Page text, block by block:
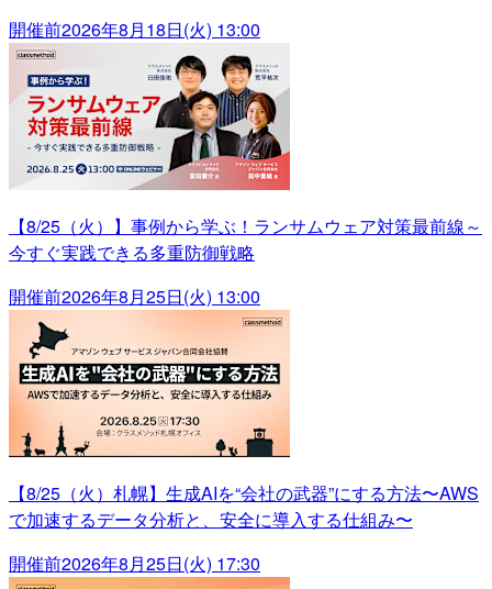
開催前2026年8月18日(火) 13:00
【8/25（火）】事例から学ぶ！ランサムウェア対策最前線～
今すぐ実践できる多重防御戦略
開催前2026年8月25日(火) 13:00
【8/25（火）札幌】生成AIを“会社の武器”にする方法〜AWS
で加速するデータ分析と、安全に導入する仕組み〜
開催前2026年8月25日(火) 17:30